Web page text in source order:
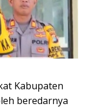
Kabupaten
beredarnya